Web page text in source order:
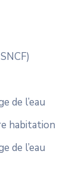
de l’eau
habitation
de l’eau